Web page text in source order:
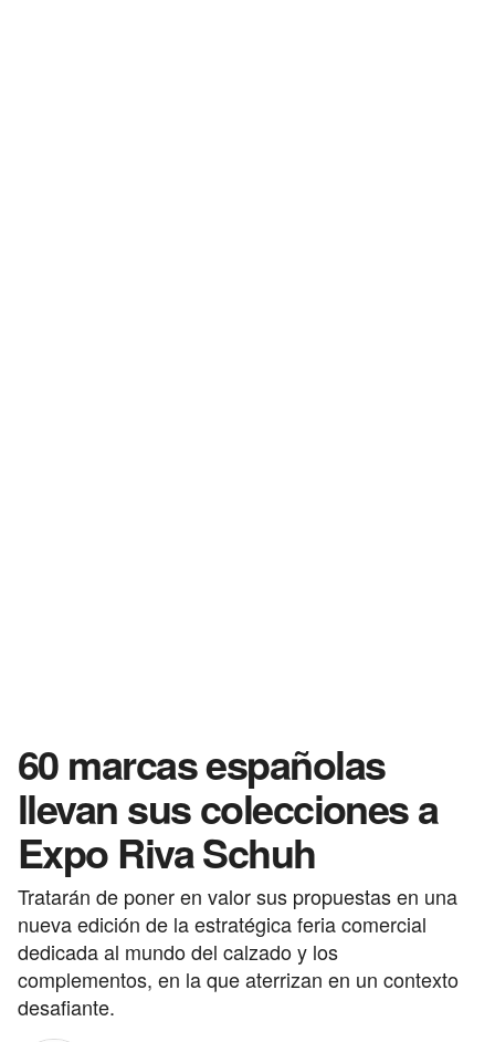
60 marcas españolas
llevan sus colecciones a
Expo Riva Schuh
Tratarán de poner en valor sus propuestas en una
nueva edición de la estratégica feria comercial
dedicada al mundo del calzado y los
complementos, en la que aterrizan en un contexto
desafiante.